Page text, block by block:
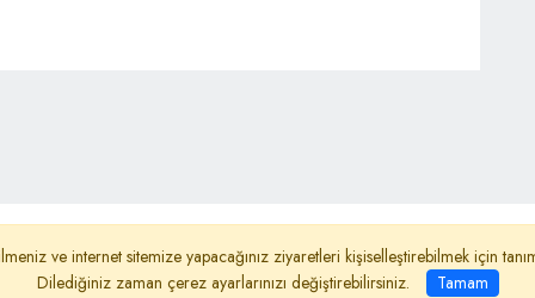
Metni Reklam
Haber Gönder
ve internet sitemize yapacağınız ziyaretleri kişiselleştirebilmek için
Dilediğiniz zaman çerez ayarlarınızı değiştirebilirsiniz.
Tamam